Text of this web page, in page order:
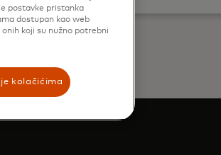
postavke pristanka
dostupan kao web
koji su nužno potrebni
kolačićima